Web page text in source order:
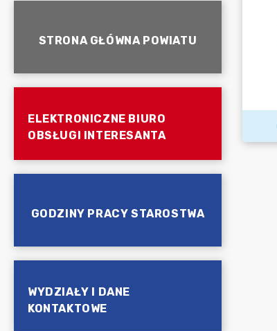
STRONA GŁÓWNA POWIATU
ELEKTRONICZNE BIURO
OBSŁUGI INTERESANTA
GODZINY PRACY STAROSTWA
WYDZIAŁY I DANE
KONTAKTOWE